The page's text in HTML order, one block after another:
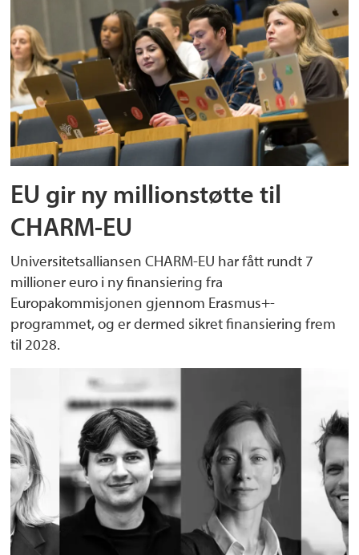
EU gir ny millionstøtte til
CHARM-EU
Universitetsalliansen CHARM-EU har fått rundt 7
millioner euro i ny finansiering fra
Europakommisjonen gjennom Erasmus+-
programmet, og er dermed sikret finansiering frem
til 2028.